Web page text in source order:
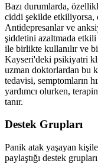
Bazı durumlarda,
ciddi şekilde etkiliyorsa,
Antidepresanlar ve
şiddetini azaltmada
ile birlikte kullanılır ve
Kayseri'deki psikiyatri
uzman doktorlardan bu
tedavisi, semptomların
yardımcı olurken,
tanır.
Destek Grupları
Panik atak yaşayan
paylaştığı destek